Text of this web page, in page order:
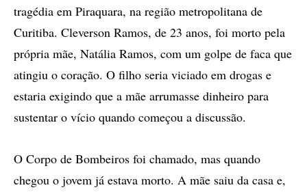
tragédia em Piraquara, na região metropolitana de
Curitiba. Cleverson Ramos, de 23 anos, foi morto pela
própria mãe, Natália Ramos, com um golpe de faca que
atingiu o coração. O filho seria viciado em drogas e
estaria exigindo que a mãe arrumasse dinheiro para
sustentar o vício quando começou a discussão.
O Corpo de Bombeiros foi chamado, mas quando
chegou o jovem já estava morto. A mãe saiu da casa e,